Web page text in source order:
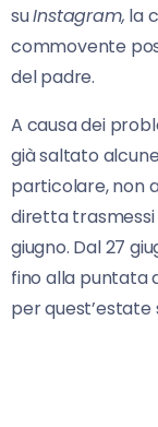
suInstagram, la
commovente
del padre.
A causa dei
già saltato
particolare, non
diretta trasmessi
giugno. Dal 27
fino alla puntata
per quest’estate